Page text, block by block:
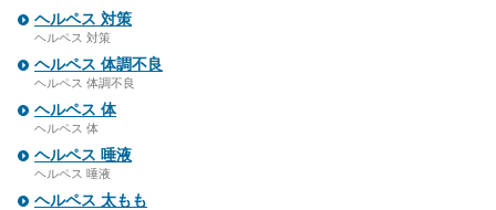
ヘルペス 対策
ヘルペス 対策
ヘルペス 体調不良
ヘルペス 体調不良
ヘルペス 体
ヘルペス 体
ヘルペス 唾液
ヘルペス 唾液
ヘルペス 太もも